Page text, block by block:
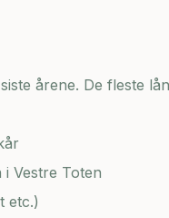
årene. De fleste
i Vestre Toten
etc.)